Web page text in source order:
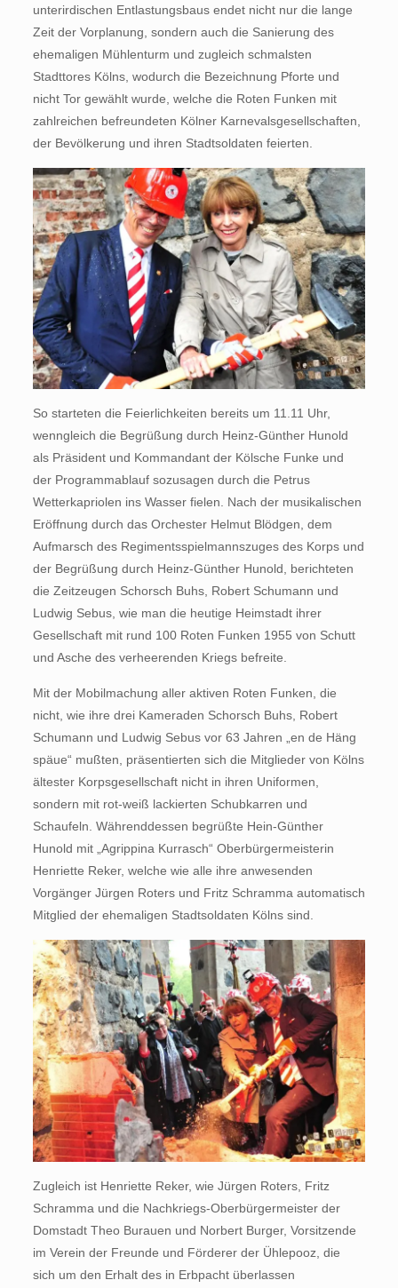
unterirdischen Entlastungsbaus endet nicht nur die lange
Zeit der Vorplanung, sondern auch die Sanierung des
ehemaligen Mühlenturm und zugleich schmalsten
Stadttores Kölns, wodurch die Bezeichnung Pforte und
nicht Tor gewählt wurde, welche die Roten Funken mit
zahlreichen befreundeten Kölner Karnevalsgesellschaften,
der Bevölkerung und ihren Stadtsoldaten feierten.
So starteten die Feierlichkeiten bereits um 11.11 Uhr,
wenngleich die Begrüßung durch Heinz-Günther Hunold
als Präsident und Kommandant der Kölsche Funke und
der Programmablauf sozusagen durch die Petrus
Wetterkapriolen ins Wasser fielen. Nach der musikalischen
Eröffnung durch das Orchester Helmut Blödgen, dem
Aufmarsch des Regimentsspielmannszuges des Korps und
der Begrüßung durch Heinz-Günther Hunold, berichteten
die Zeitzeugen Schorsch Buhs, Robert Schumann und
Ludwig Sebus, wie man die heutige Heimstadt ihrer
Gesellschaft mit rund 100 Roten Funken 1955 von Schutt
und Asche des verheerenden Kriegs befreite.
Mit der Mobilmachung aller aktiven Roten Funken, die
nicht, wie ihre drei Kameraden Schorsch Buhs, Robert
Schumann und Ludwig Sebus vor 63 Jahren „en de Häng
späue“ mußten, präsentierten sich die Mitglieder von Kölns
ältester Korpsgesellschaft nicht in ihren Uniformen,
sondern mit rot-weiß lackierten Schubkarren und
Schaufeln. Währenddessen begrüßte Hein-Günther
Hunold mit „Agrippina Kurrasch“ Oberbürgermeisterin
Henriette Reker, welche wie alle ihre anwesenden
Vorgänger Jürgen Roters und Fritz Schramma automatisch
Mitglied der ehemaligen Stadtsoldaten Kölns sind.
Zugleich ist Henriette Reker, wie Jürgen Roters, Fritz
Schramma und die Nachkriegs-Oberbürgermeister der
Domstadt Theo Burauen und Norbert Burger, Vorsitzende
im Verein der Freunde und Förderer der Ühlepooz, die
sich um den Erhalt des in Erbpacht überlassen